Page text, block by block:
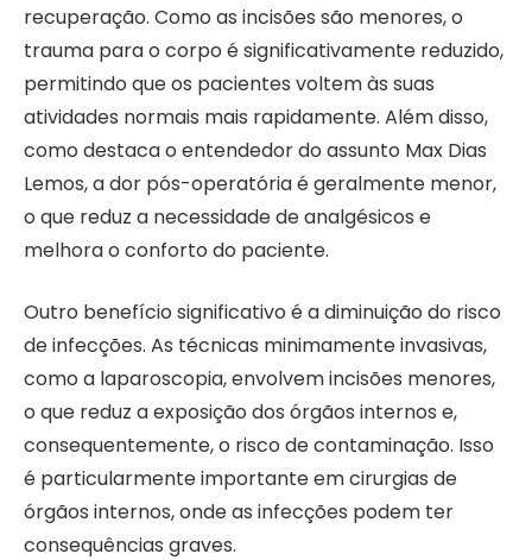
recuperação. Como as incisões são menores, o
trauma para o corpo é significativamente reduzido,
permitindo que os pacientes voltem às suas
atividades normais mais rapidamente. Além disso,
como destaca o entendedor do assunto Max Dias
Lemos, a dor pós-operatória é geralmente menor,
o que reduz a necessidade de analgésicos e
melhora o conforto do paciente.
Outro benefício significativo é a diminuição do risco
de infecções. As técnicas minimamente invasivas,
como a laparoscopia, envolvem incisões menores,
o que reduz a exposição dos órgãos internos e,
consequentemente, o risco de contaminação. Isso
é particularmente importante em cirurgias de
órgãos internos, onde as infecções podem ter
consequências graves.